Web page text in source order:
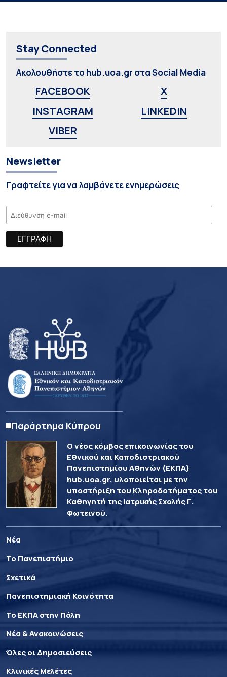
Stay Connected
Ακολουθήστε το hub.uoa.gr στα Social Media
FACEBOOK
X
INSTAGRAM
LINKEDIN
VIBER
Newsletter
Γραφτείτε για να λαμβάνετε ενημερώσεις
Παράρτημα Κύπρου
Ο νέος κόμβος επικοινωνίας του
Εθνικού και Καποδιστριακού
Πανεπιστημίου Αθηνών (ΕΚΠΑ)
hub.uoa.gr, υλοποιείται με την
υποστήριξη του Κληροδοτήματος του
Καθηγητή της Ιατρικής Σχολής Γ.
Φωτεινού.
Νέα
Το Πανεπιστήμιο
Σχετικά
Πανεπιστημιακή Κοινότητα
Το ΕΚΠΑ στην Πόλη
Νέα & Ανακοινώσεις
Όλες οι Δημοσιεύσεις
Κλινικές Μελέτες